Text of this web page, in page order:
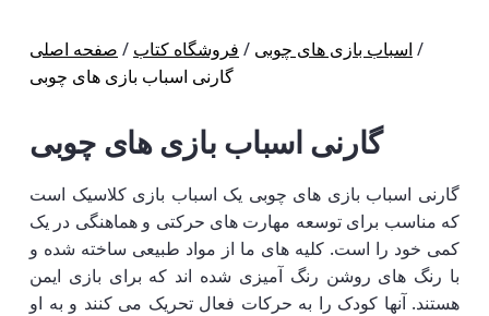
صفحه اصلی / فروشگاه کتاب / اسباب بازی های چوبی /
گارنی اسباب بازی های چوبی
گارنی اسباب بازی های چوبی
گارنی اسباب بازی های چوبی یک اسباب بازی کلاسیک است
که مناسب برای توسعه مهارت های حرکتی و هماهنگی در یک
کمی خود را است. کلیه های ما از مواد طبیعی ساخته شده و
با رنگ های روشن رنگ آمیزی شده اند که برای بازی ایمن
هستند. آنها کودک را به حرکات فعال تحریک می کنند و به او